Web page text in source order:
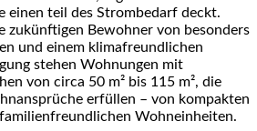
einen teil des Strombedarf deckt.
zukünftigen Bewohner von besonders
und einem klimafreundlichen
stehen Wohnungen mit
von circa 50 m² bis 115 m², die
erfüllen – von kompakten
Wohneinheiten.